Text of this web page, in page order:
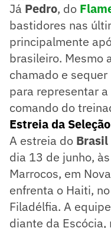
Já Pedro, do
bastidores nas
principalmente
brasileiro. Mesmo
chamado e
para representar
comando do
Estreia da
A estreia do Brasil
dia 13 de junho,
Marrocos, em
enfrenta o Haiti,
Filadélfia. A
diante da